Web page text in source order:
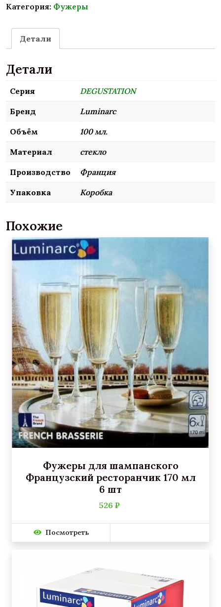
Категория: Фужеры
Детали
Детали
Серия DEGUSTATION
Бренд Luminarc
Объём 100 мл.
Материал стекло
Производство Франция
Упаковка Коробка
Похожие
Фужеры для шампанского
Французский ресторанчик 170 мл
6 шт
526 ₽
Посмотреть